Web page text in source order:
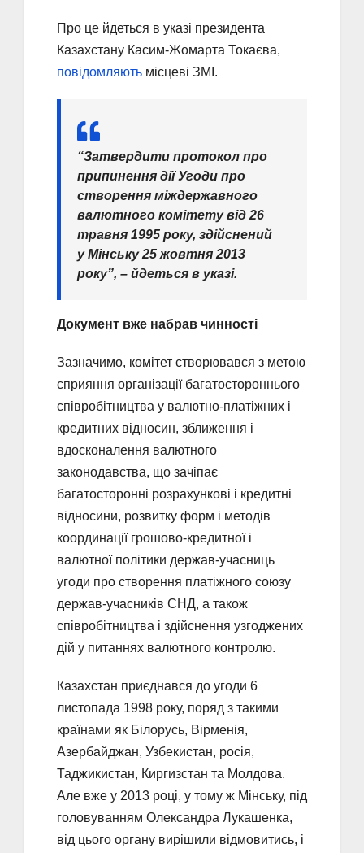
Про це йдеться в указі президента
Казахстану Касим-Жомарта Токаєва,
повідомляють місцеві ЗМІ.
“Затвердити протокол про
припинення дії Угоди про
створення міждержавного
валютного комітету від 26
травня 1995 року, здійснений
у Мінську 25 жовтня 2013
року”, – йдеться в указі.
Документ вже набрав чинності
Зазначимо, комітет створювався з метою
сприяння організації багатостороннього
співробітництва у валютно-платіжних і
кредитних відносин, зближення і
вдосконалення валютного
законодавства, що зачіпає
багатосторонні розрахункові і кредитні
відносини, розвитку форм і методів
координації грошово-кредитної і
валютної політики держав-учасниць
угоди про створення платіжного союзу
держав-учасників СНД, а також
співробітництва і здійснення узгоджених
дій у питаннях валютного контролю.
Казахстан приєднався до угоди 6
листопада 1998 року, поряд з такими
країнами як Білорусь, Вірменія,
Азербайджан, Узбекистан, росія,
Таджикистан, Киргизстан та Молдова.
Але вже у 2013 році, у тому ж Мінську, під
головуванням Олександра Лукашенка,
від цього органу вирішили відмовитись, і